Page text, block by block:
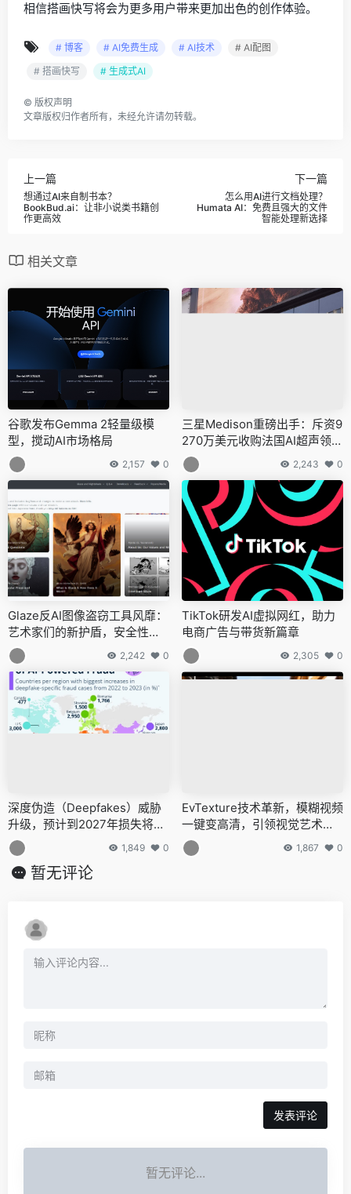
相信搭画快写将会为更多用户带来更加出色的创作体验。
# 博客 # AI免费生成 # AI技术
# AI配图
# 搭画快写
# 生成式AI
© 版权声明
文章版权归作者所有，未经允许请勿转载。
上一篇
想通过AI来自制书本？
BookBud.ai：让非小说类书籍创
作更高效
下一篇
怎么用AI进行文档处理？
Humata AI：免费且强大的文件
智能处理新选择
相关文章
谷歌发布Gemma 2轻量级模
型，搅动AI市场格局
2,157 0
三星Medison重磅出手：斥资9
270万美元收购法国AI超声领军
企业Sonio
2,243 0
Glaze反AI图像盗窃工具风靡：
艺术家们的新护盾，安全性引
热议
2,242 0
TikTok研发AI虚拟网红，助力
电商广告与带货新篇章
2,305 0
深度伪造（Deepfakes）威胁
升级，预计到2027年损失将达
400亿美元
1,849 0
EvTexture技术革新，模糊视频
一键变高清，引领视觉艺术新
纪
1,867 0
暂无评论
发表评论
暂无评论...